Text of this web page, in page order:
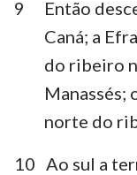
9
Então
Caná; a
do ribeiro
Manassés;
norte do
10 Ao sul a